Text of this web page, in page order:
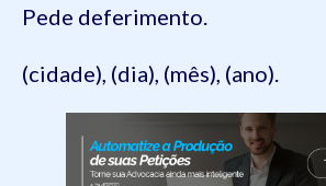
Pede deferimento.
(cidade), (dia), (mês), (ano).